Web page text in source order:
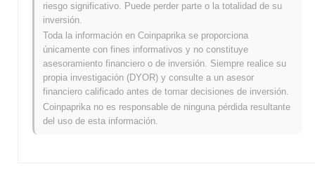
Máximo Histórico (ATH):€0.004944
Mínimo Histórico (ATL):
You Get Nothing se negocia actualmente~1.22%por debajo de
su ATH .
¿Cómo se está desempeñando You Get Nothing
en comparación con el mercado cripto en
general?
riesgo significativo. Puede perder parte o la totalidad de su
inversión.
Toda la información en Coinpaprika se proporciona
únicamente con fines informativos y no constituye
asesoramiento financiero o de inversión. Siempre realice su
propia investigación (DYOR) y consulte a un asesor
financiero calificado antes de tomar decisiones de inversión.
Coinpaprika no es responsable de ninguna pérdida resultante
del uso de esta información.